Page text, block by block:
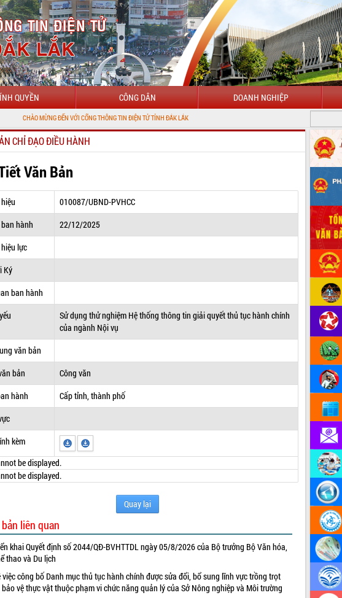
QUYỀN CÔNG DÂN DOANH NGHIỆP
MỪNG ĐẾN VỚI CỔNG THÔNG TIN ĐIỆN TỬ TỈNH ĐẮK LẮK
CHỈ ĐẠO ĐIỀU HÀNH
Văn Bản
010087/UBND-PVHCC
hành
22/12/2025
lực
Ký
ban hành
Sử dụng thử nghiệm Hệ thống thông tin giải quyết thủ tục hành chính
của ngành Nội vụ
văn bản
bản
Công văn
hành
Cấp tỉnh, thành phố
kèm
be displayed.
be displayed.
Quay lại
liên quan
khai Quyết định số 2044/QĐ-BVHTTDL ngày 05/8/2026 của Bộ trưởng Bộ Văn hóa,
thao và Du lịch
việc công bố Danh mục thủ tục hành chính được sửa đổi, bổ sung lĩnh vực trồng trọt
bảo vệ thực vật thuộc phạm vi chức năng quản lý của Sở Nông nghiệp và Môi trường